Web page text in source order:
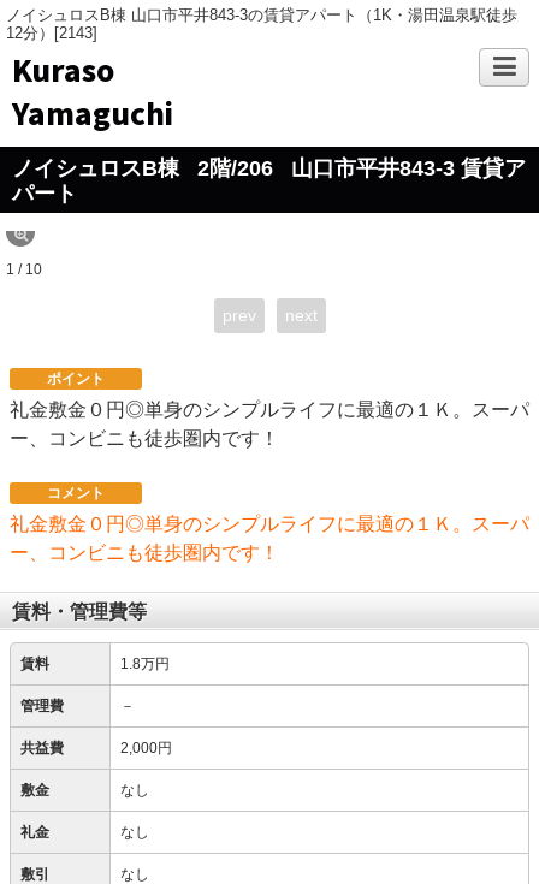
ノイシュロスB棟 山口市平井843-3の賃貸アパート（1K・湯田温泉駅徒歩
12分）[2143]
Kuraso
Yamaguchi
ノイシュロスB棟 2階/206
山口市平井843-3 賃貸ア
パート
1 / 10
prev next
ポイント
礼金敷金０円◎単身のシンプルライフに最適の１Ｋ。スーパ
ー、コンビニも徒歩圏内です！
コメント
礼金敷金０円◎単身のシンプルライフに最適の１Ｋ。スーパ
ー、コンビニも徒歩圏内です！
賃料・管理費等
賃料 1.8万円
管理費 －
共益費 2,000円
敷金 なし
礼金 なし
敷引 なし